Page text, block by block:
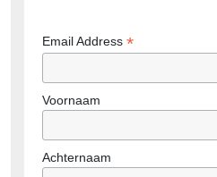
Email Address *
Voornaam
Achternaam